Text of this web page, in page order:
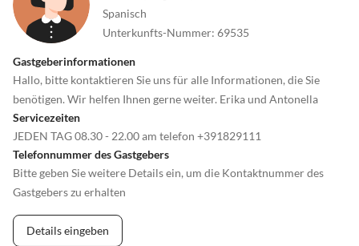
Spanisch
Unterkunfts-Nummer: 69535
Gastgeberinformationen
Hallo, bitte kontaktieren Sie uns für alle Informationen, die Sie
benötigen. Wir helfen Ihnen gerne weiter. Erika und Antonella
Servicezeiten
JEDEN TAG 08.30 - 22.00 am telefon +391829111
Telefonnummer des Gastgebers
Bitte geben Sie weitere Details ein, um die Kontaktnummer des
Gastgebers zu erhalten
Details eingeben